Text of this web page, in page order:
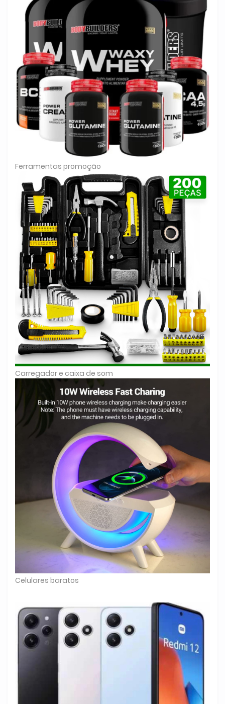
Ferramentas promoção
Carregador e caixa de som
Celulares baratos